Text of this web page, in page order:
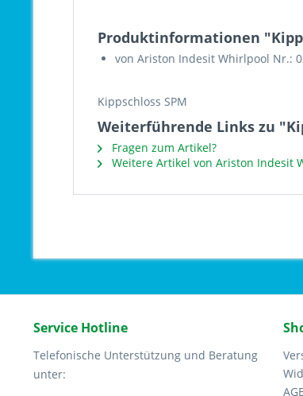
Produktinformationen
von Ariston Indesit Whirlpool Nr.:
Kippschloss SPM
Weiterführende Links zu
Fragen zum Artikel?
Weitere Artikel von Ariston Indesit
Service Hotline
Telefonische Unterstützung und Beratung
unter: